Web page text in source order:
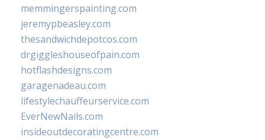
memmingerspainting.com
jeremypbeasley.com
thesandwichdepotcos.com
drgiggleshouseofpain.com
hotflashdesigns.com
garagenadeau.com
lifestylechauffeurservice.com
EverNewNails.com
insideoutdecoratingcentre.com